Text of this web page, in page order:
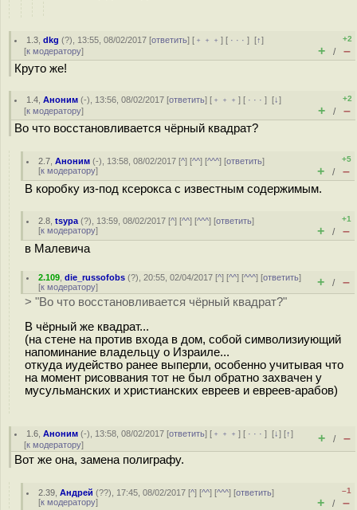
1.3 ,dkg (?), 13:55, 08/02/2017 [ответить] [ ﹢﹢﹢] [ · · ·][↑]
[к модератору]
+2
+ / –
Круто же!
1.4 ,Аноним (-), 13:56, 08/02/2017 [ответить] [ ﹢﹢﹢] [ · · ·][↓]
[к модератору]
+2
+ / –
Во что восстановливается чёрный квадрат?
2.7 ,Аноним (-), 13:58, 08/02/2017 [^] [^^] [^^^] [ответить]
[к модератору]
+5
+ / –
В коробку из-под ксерокса с известным содержимым.
2.8 ,tsypa (?), 13:59, 08/02/2017 [^] [^^] [^^^] [ответить]
[к модератору]
+1
+ / –
в Малевича
2.109 ,die_russofobs (?), 20:55, 02/04/2017 [^] [^^] [^^^] [ответить]
[к модератору] + / –
> "Во что восстановливается чёрный квадрат?"
В чёрный же квадрат...
(на стене на против входа в дом, собой символизиующий
напоминание владельцу о Израиле...
откуда иудейство ранее выперли, особенно учитывая что
на момент рисоввания тот не был обратно захвачен у
мусульманских и христианских евреев и евреев-арабов)
1.6 ,Аноним (-), 13:58, 08/02/2017 [ответить] [ ﹢﹢﹢] [ · · ·][↓] [↑]
[к модератору] + / –
Вот же она, замена полиграфу.
2.39 ,Андрей (??), 17:45, 08/02/2017 [^] [^^] [^^^] [ответить]
[к модератору]
–1
+ / –